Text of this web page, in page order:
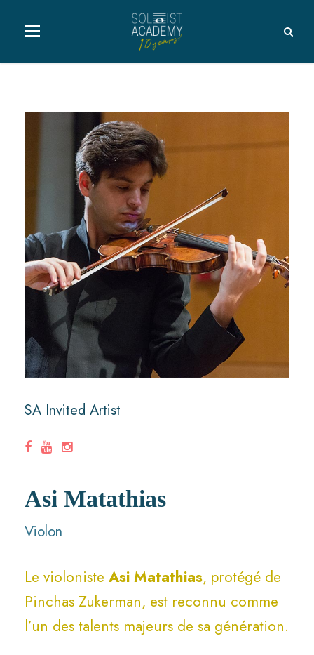
SA Invited Artist
Asi Matathias
Violon
Le violoniste Asi Matathias, protégé de
Pinchas Zukerman, est reconnu comme
l’un des talents majeurs de sa génération.